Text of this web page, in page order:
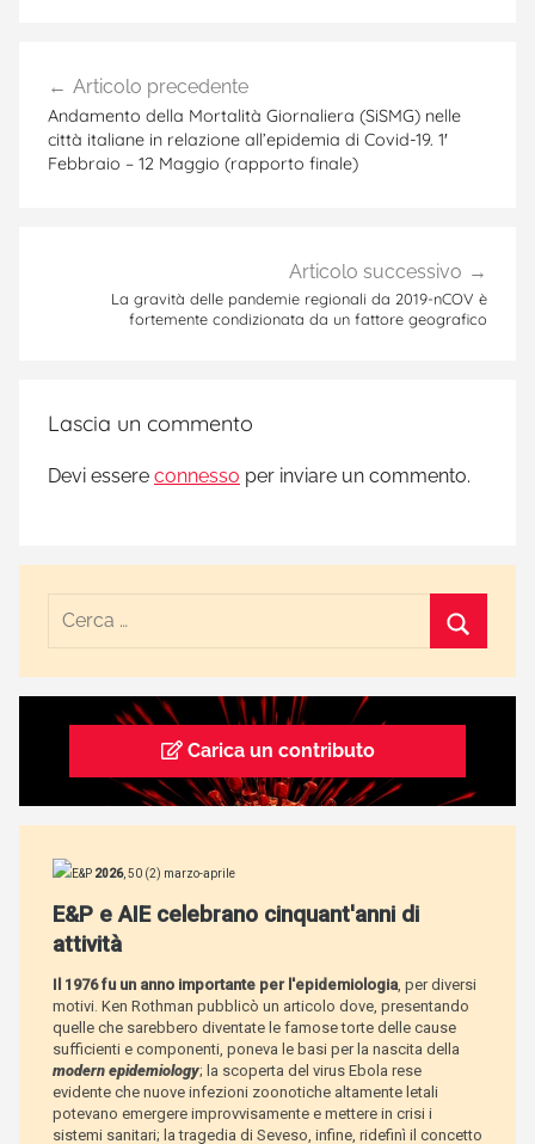
articoli
Articolo precedente
Andamento della Mortalità Giornaliera (SiSMG) nelle
città italiane in relazione all’epidemia di Covid-19. 1′
Febbraio – 12 Maggio (rapporto finale)
Articolo successivo
La gravità delle pandemie regionali da 2019-nCOV è
fortemente condizionata da un fattore geografico
Lascia un commento
Devi essere connesso per inviare un commento.
Carica un contributo